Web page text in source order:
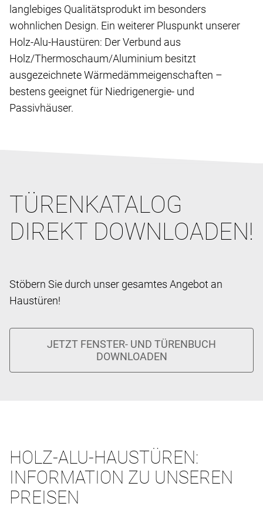
langlebiges Qualitätsprodukt im besonders
wohnlichen Design. Ein weiterer Pluspunkt unserer
Holz-Alu-Haustüren: Der Verbund aus
Holz/Thermoschaum/Aluminium besitzt
ausgezeichnete Wärmedämmeigenschaften –
bestens geeignet für Niedrigenergie- und
Passivhäuser.
TÜRENKATALOG
DIREKT DOWNLOADEN!
Stöbern Sie durch unser gesamtes Angebot an
Haustüren!
HOLZ-ALU-HAUSTÜREN:
INFORMATION ZU UNSEREN
PREISEN